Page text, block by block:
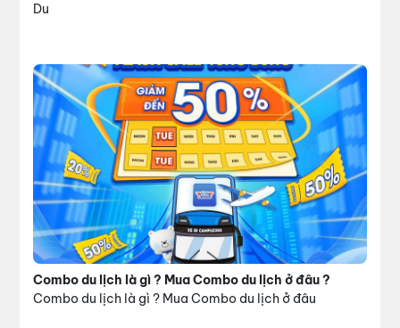
Du
Combo du lịch là gì ? Mua Combo du lịch ở đâu ?
Combo du lịch là gì ? Mua Combo du lịch ở đâu